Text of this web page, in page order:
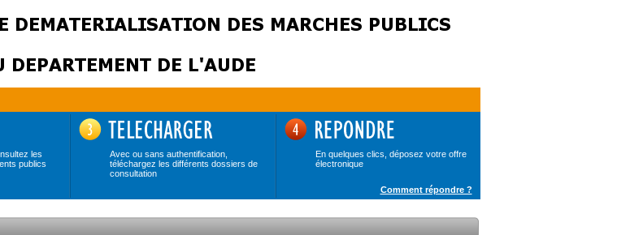
les
publics
Avec ou sans authentification,
téléchargez les différents dossiers de
consultation
En quelques clics, déposez votre offre
électronique
Comment répondre ?